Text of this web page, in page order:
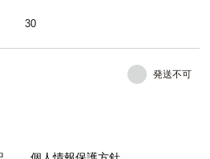
30
発送不可